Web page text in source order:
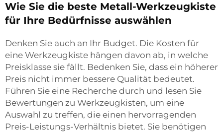
Wie Sie die beste Metall-Werkzeugkiste
für Ihre Bedürfnisse auswählen
Denken Sie auch an Ihr Budget. Die Kosten für
eine Werkzeugkiste hängen davon ab, in welche
Preisklasse sie fällt. Bedenken Sie, dass ein höherer
Preis nicht immer bessere Qualität bedeutet.
Führen Sie eine Recherche durch und lesen Sie
Bewertungen zu Werkzeugkisten, um eine
Auswahl zu treffen, die einen hervorragenden
Preis-Leistungs-Verhältnis bietet. Sie benötigen